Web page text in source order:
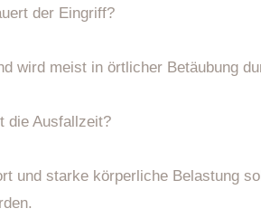
der Eingriff?
wird meist in örtlicher Betäubung
die Ausfallzeit?
und starke körperliche Belastung